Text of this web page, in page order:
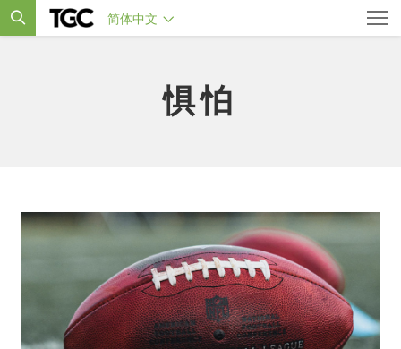
简体中文
惧怕